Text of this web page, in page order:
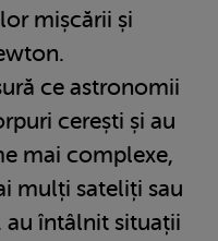
mișcării și
ce astronomii
cerești și au
mai complexe,
mulți sateliți sau
au întâlnit situații